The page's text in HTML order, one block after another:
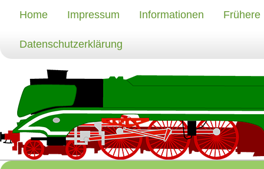
Home Impressum Informationen Frühere
Datenschutzerklärung